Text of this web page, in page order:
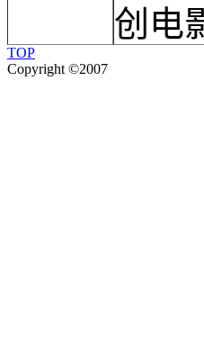
创电
TOP
Copyright ©2007